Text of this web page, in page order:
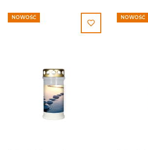
NOWOŚĆ NOWOŚĆ